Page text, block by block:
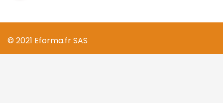
© 2021 Eforma.fr SAS